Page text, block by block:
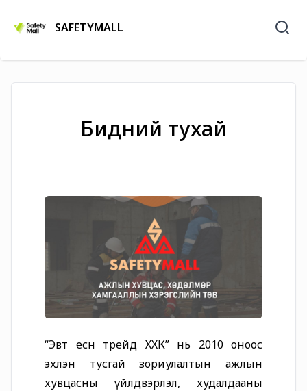
SAFETYMALL
Бидний тухай
“Эвт есөн трейд ХХК” нь 2010 оноос
эхлэн тусгай зориулалтын ажлын
хувцасны үйлдвэрлэл, х удалдааны